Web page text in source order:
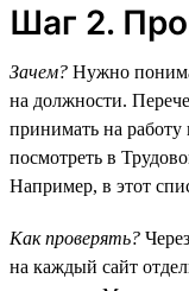
Шаг 2.
Зачем? Нужно
на должности.
принимать на
посмотреть в
Например, в этот
Как проверять?
на каждый сайт